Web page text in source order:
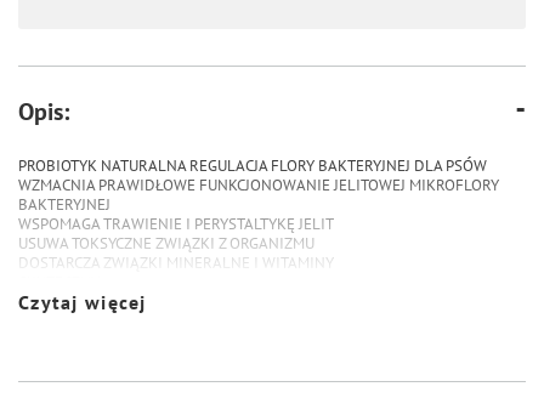
Opis:
PROBIOTYK NATURALNA REGULACJA FLORY BAKTERYJNEJ DLA PSÓW
WZMACNIA PRAWIDŁOWE FUNKCJONOWANIE JELITOWEJ MIKROFLORY
BAKTERYJNEJ
WSPOMAGA TRAWIENIE I PERYSTALTYKĘ JELIT
USUWA TOKSYCZNE ZWIĄZKI Z ORGANIZMU
DOSTARCZA ZWIĄZKI MINERALNE I WITAMINY
mineralno – aminokwasowego. Działa ochronnie na śluzówkę jelit tworząc
Czytaj więcej